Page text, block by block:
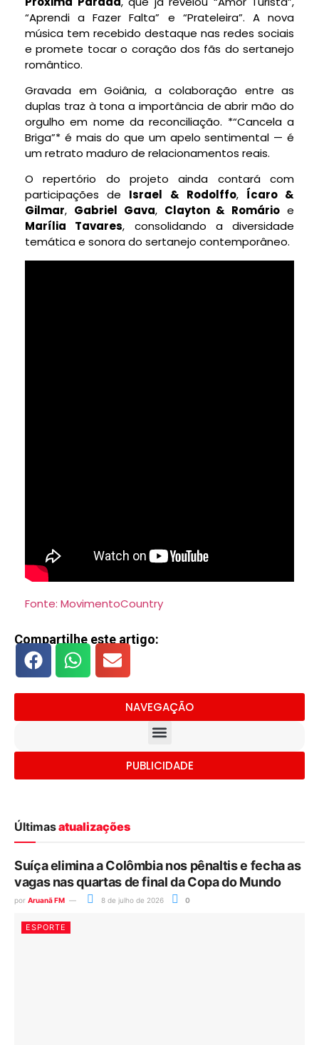
“Aprendi a Fazer Falta” e “Prateleira”. A nova
música tem recebido destaque nas redes sociais
e promete tocar o coração dos fãs do sertanejo
romântico.
Gravada em Goiânia, a colaboração entre as
duplas traz à tona a importância de abrir mão do
orgulho em nome da reconciliação. *“Cancela a
Briga”* é mais do que um apelo sentimental — é
um retrato maduro de relacionamentos reais.
O repertório do projeto ainda contará com
participações de Israel & Rodolffo, Ícaro &
Gilmar, Gabriel Gava, Clayton & Romário e
Marília Tavares, consolidando a diversidade
temática e sonora do sertanejo contemporâneo.
Fonte: MovimentoCountry
Compartilhe este artigo:
NAVEGAÇÃO
PUBLICIDADE
Últimasatualizações
Suíça elimina a Colômbia nos pênaltis e fecha as
vagas nas quartas de final da Copa do Mundo
por Aruanã FM 8 de julho de 2026 0
ESPORTE